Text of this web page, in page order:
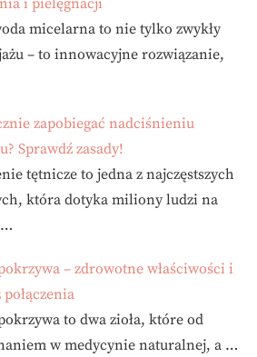
i pielęgnacji
micelarna to nie tylko zwykły
– to innowacyjne rozwiązanie,
zapobiegać nadciśnieniu
Sprawdź zasady!
tętnicze to jedna z najczęstszych
która dotyka miliony ludzi na
…
– zdrowotne właściwości i
to dwa zioła, które od
w medycynie naturalnej, a …